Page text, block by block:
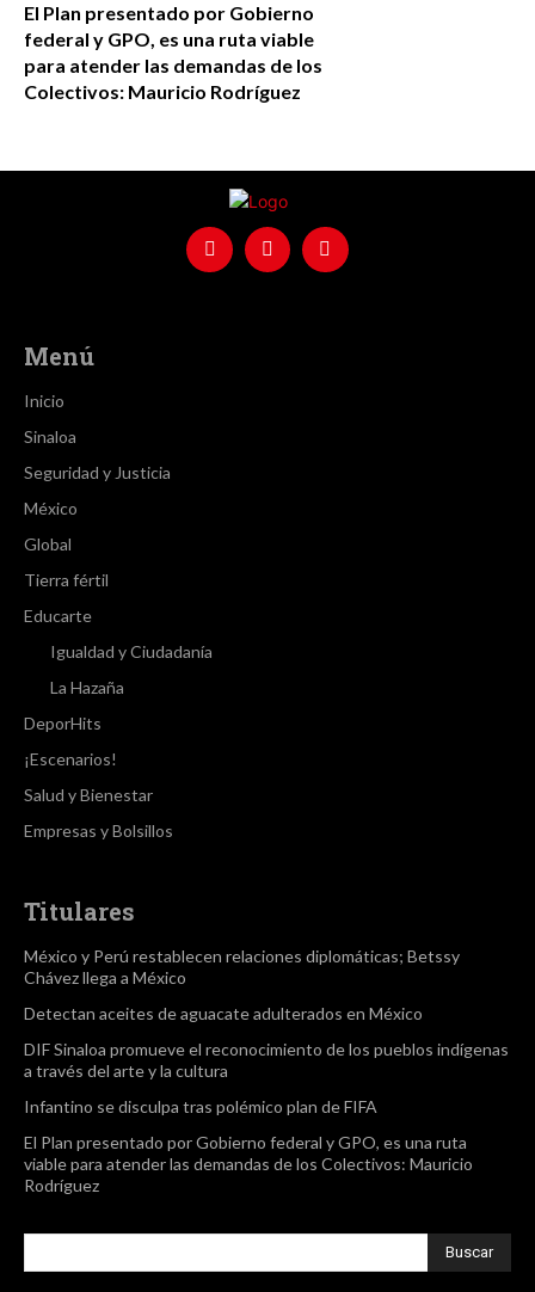
El Plan presentado por Gobierno
federal y GPO, es una ruta viable
para atender las demandas de los
Colectivos: Mauricio Rodríguez
Menú
Inicio
Sinaloa
Seguridad y Justicia
México
Global
Tierra fértil
Educarte
Igualdad y Ciudadanía
La Hazaña
DeporHits
¡Escenarios!
Salud y Bienestar
Empresas y Bolsillos
Titulares
México y Perú restablecen relaciones diplomáticas; Betssy
Chávez llega a México
Detectan aceites de aguacate adulterados en México
DIF Sinaloa promueve el reconocimiento de los pueblos indígenas
a través del arte y la cultura
Infantino se disculpa tras polémico plan de FIFA
El Plan presentado por Gobierno federal y GPO, es una ruta
viable para atender las demandas de los Colectivos: Mauricio
Rodríguez
Buscar